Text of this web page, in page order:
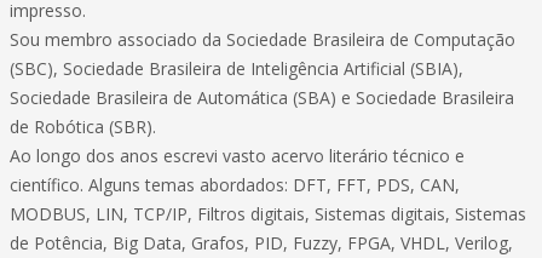
impresso.
Sou membro associado da Sociedade Brasileira de Computação
(SBC), Sociedade Brasileira de Inteligência Artificial (SBIA),
Sociedade Brasileira de Automática (SBA) e Sociedade Brasileira
de Robótica (SBR).
Ao longo dos anos escrevi vasto acervo literário técnico e
científico. Alguns temas abordados: DFT, FFT, PDS, CAN,
MODBUS, LIN, TCP/IP, Filtros digitais, Sistemas digitais, Sistemas
de Potência, Big Data, Grafos, PID, Fuzzy, FPGA, VHDL, Verilog,